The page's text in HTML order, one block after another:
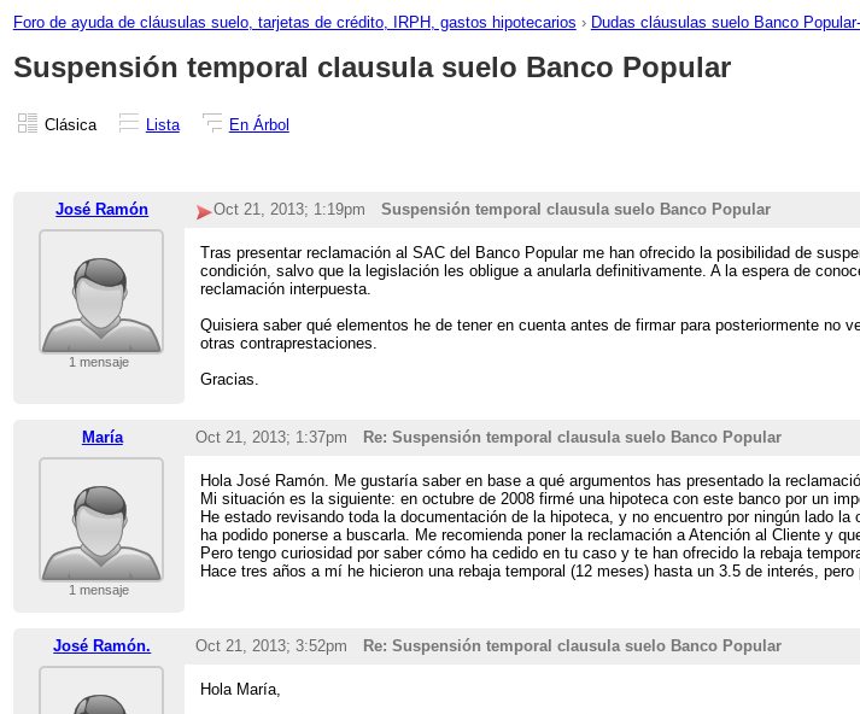
Foro de ayuda de cláusulas suelo, tarjetas de crédito, IRPH, gastos hipotecarios › Dudas cláusulas suelo Banco
Suspensión temporal clausula suelo Banco Popular
Clásica Lista En Árbol
José Ramón
Oct 21, 2013; 1:19pm Suspensión temporal clausula suelo Banco Popular
1 mensaje
Tras presentar reclamación al SAC del Banco Popular me han ofrecido la posibilidad de
condición, salvo que la legislación les obligue a anularla definitivamente. A la espera de
reclamación interpuesta.
Quisiera saber qué elementos he de tener en cuenta antes de firmar para posteriormente
otras contraprestaciones.
Gracias.
María Oct 21, 2013; 1:37pm Re: Suspensión temporal clausula suelo Banco Popular
1 mensaje
Hola José Ramón. Me gustaría saber en base a qué argumentos has presentado la
Mi situación es la siguiente: en octubre de 2008 firmé una hipoteca con este banco por un
He estado revisando toda la documentación de la hipoteca, y no encuentro por ningún lado
ha podido ponerse a buscarla. Me recomienda poner la reclamación a Atención al Cliente y
Pero tengo curiosidad por saber cómo ha cedido en tu caso y te han ofrecido la rebaja
Hace tres años a mí he hicieron una rebaja temporal (12 meses) hasta un 3.5 de interés,
José Ramón. Oct 21, 2013; 3:52pm Re: Suspensión temporal clausula suelo Banco Popular
Hola María,